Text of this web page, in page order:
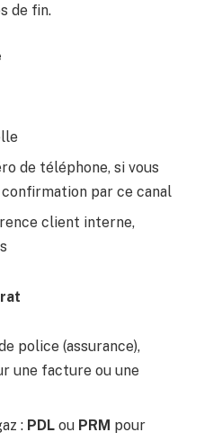
de fin.
de téléphone, si vous
par ce canal
client interne,
police (assurance),
une facture ou une
: PDL ou PRM pour